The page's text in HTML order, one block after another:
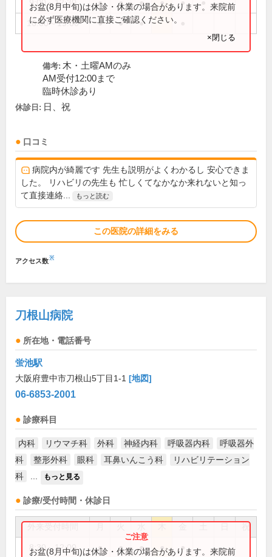
9:00～12:30 ● ● ● ● ●
16:00～19:00 ● ● ●
お盆(8月中旬)は休診・休業の場合があります。来院前
に必ず医療機関に直接ご確認ください。
×閉じる
備考: 木・土曜AMのみ
AM受付12:00まで
臨時休診あり
休診日: 日、祝
口コミ
病院内が綺麗です 先生も説明がよくわかるし 安心できま
した。 リハビリの先生も 忙しくてなかなか来れないと知っ
て直接連絡...
もっと読む
この医院の詳細をみる
アクセス数※
刀根山病院
所在地・電話番号
蛍池駅
大阪府豊中市刀根山5丁目1-1 [地図]
06-6853-2001
診療科目
内科 リウマチ科 外科 神経内科 呼吸器内科
呼吸器外
科
整形外科 眼科 耳鼻いんこう科
リハビリテーション
科
もっと見る
診療/受付時間・休診日
祝
8:30～12:00 ● ● ● ● ●
お盆(8月中旬)は休診・休業の場合があります。来院前